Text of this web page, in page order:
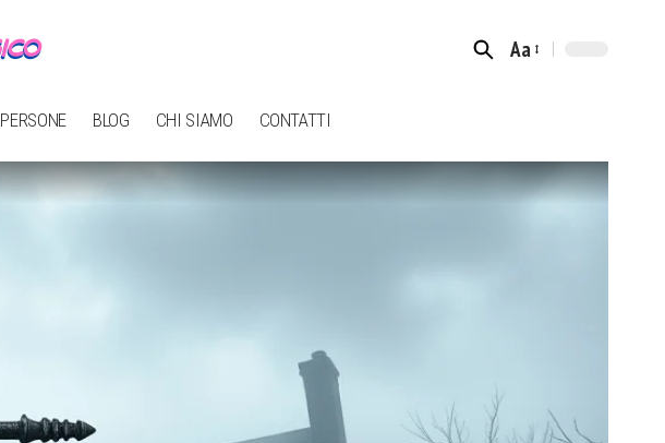
Font
Aa
PERSONE BLOG CHI SIAMO CONTATTI